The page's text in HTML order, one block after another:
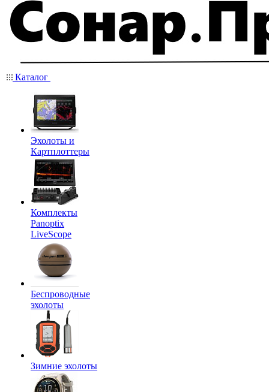
Каталог
Эхолоты и
Картплоттеры
Комплекты
Panoptix
LiveScope
Беспроводные
эхолоты
Зимние эхолоты